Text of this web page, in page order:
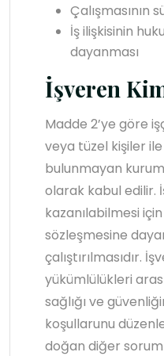
Çalışmasının
İş ilişkisinin
dayanması
İşveren
Madde 2’ye göre
veya tüzel kişiler
bulunmayan
olarak kabul edilir.
kazanılabilmesi
sözleşmesine
çalıştırılmasıdır.
yükümlülükleri
sağlığı ve
koşullarunu
doğan diğer